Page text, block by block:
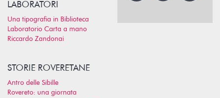
LABORATORI
Una tipografia in Biblioteca
Laboratorio Carta a mano
Riccardo Zandonai
STORIE ROVERETANE
Antro delle Sibille
Rovereto: una giornata